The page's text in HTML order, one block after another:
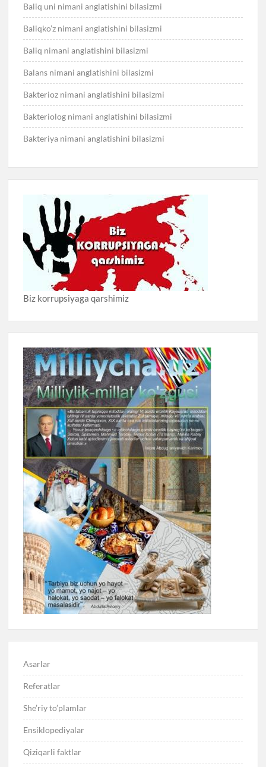
Baliq uni nimani anglatishini bilasizmi
Baliqko’z nimani anglatishini bilasizmi
Baliq nimani anglatishini bilasizmi
Balans nimani anglatishini bilasizmi
Bakterioz nimani anglatishini bilasizmi
Bakteriolog nimani anglatishini bilasizmi
Bakteriya nimani anglatishini bilasizmi
Biz korrupsiyaga qarshimiz
Asarlar
Referatlar
She’riy to’plamlar
Ensiklopediyalar
Qiziqarli faktlar